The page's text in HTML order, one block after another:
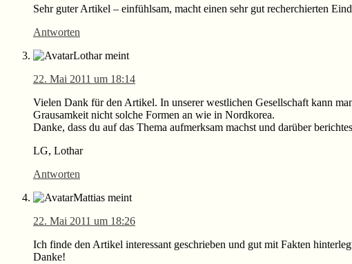
Sehr guter Artikel – einfühlsam, macht einen sehr gut recherchierten
Antworten
Lothar meint
22. Mai 2011 um 18:14
Vielen Dank für den Artikel. In unserer westlichen Gesellschaft kann
Grausamkeit nicht solche Formen an wie in Nordkorea.
Danke, dass du auf das Thema aufmerksam machst und darüber
LG, Lothar
Antworten
Mattias meint
22. Mai 2011 um 18:26
Ich finde den Artikel interessant geschrieben und gut mit Fakten
Danke!